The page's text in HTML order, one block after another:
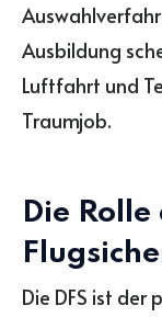
Ausbildung
Luftfahrt und
Traumjob.
Die Rolle
Die DFS ist